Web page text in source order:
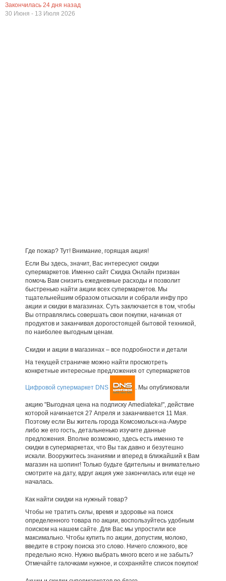
Закончилась 24 дня назад
30 Июня - 13 Июля 2026
Где пожар? Тут! Внимание, горящая акция!
Если Вы здесь, значит, Вас интересуют скидки
супермаркетов. Именно сайт Скидка Онлайн призван
помочь Вам снизить ежедневные расходы и позволит
быстренько найти акции всех супермаркетов. Мы
тщательнейшим образом отыскали и собрали инфу про
акции и скидки в магазинах. Суть заключается в том, чтобы
Вы отправлялись совершать свои покупки, начиная от
продуктов и заканчивая дорогостоящей бытовой техникой,
по наиболее выгодным ценам.
Скидки и акции в магазинах – все подробности и детали
На текущей страничке можно найти просмотреть
конкретные интересные предложения от супермаркетов
Цифровой супермаркет DNS . Мы опубликовали
акцию "Выгодная цена на подписку Amediateka!", действие
которой начинается 27 Апреля и заканчивается 11 Мая.
Поэтому если Вы житель города Комсомольск-на-Амуре
либо же его гость, детальненько изучите данные
предложения. Вполне возможно, здесь есть именно те
скидки в супермаркетах, что Вы так давно и безутешно
искали. Вооружитесь знаниями и вперед в ближайший к Вам
магазин на шопинг! Только будьте бдительны и внимательно
смотрите на дату, вдруг акция уже закончилась или еще не
началась.
Как найти скидки на нужный товар?
Чтобы не тратить силы, время и здоровье на поиск
определенного товара по акции, воспользуйтесь удобным
поиском на нашем сайте. Для Вас мы упростили все
максимально. Чтобы купить по акции, допустим, молоко,
введите в строку поиска это слово. Ничего сложного, все
предельно ясно. Нужно выбрать много всего и не забыть?
Отмечайте галочками нужное, и сохраняйте список покупок!